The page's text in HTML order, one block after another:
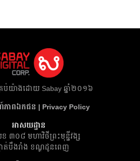
រប់​យ៉ាង​ដោយ​ Sabay ឆ្នាំ​២០១៦
ាព​ឯកជន | Privacy Policy
អាសយដ្ឋាន
ខ ៣០៨ មហាវិថីព្រះមុន្នីវង្ស
ាត់បឹងរាំង ខណ្ឌដូនពេញ